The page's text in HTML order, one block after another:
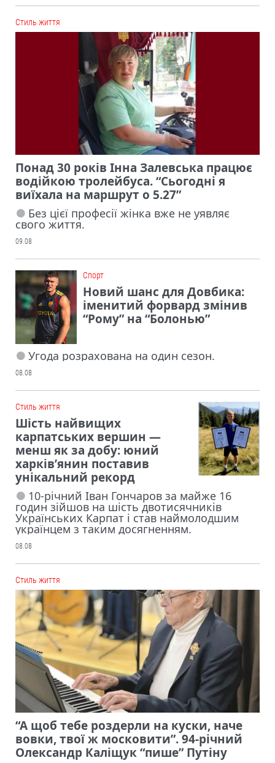
Cтиль життя
Понад 30 років Інна Залевська працює
водійкою тролейбуса. “Сьогодні я
виїхала на маршрут о 5.27”
Без цієї професії жінка вже не уявляє
свого життя.
09.08
Cпорт
Новий шанс для Довбика:
іменитий форвард змінив
“Рому” на “Болонью”
Угода розрахована на один сезон.
08.08
Cтиль життя
Шість найвищих
карпатських вершин —
менш як за добу: юний
харків’янин поставив
унікальний рекорд
10-річний Іван Гончаров за майже 16
годин зійшов на шість двотисячників
Українських Карпат і став наймолодшим
українцем з таким досягненням.
08.08
Cтиль життя
“А щоб тебе роздерли на куски, наче
вовки, твої ж московити”. 94-річний
Олександр Каліщук “пише” Путіну